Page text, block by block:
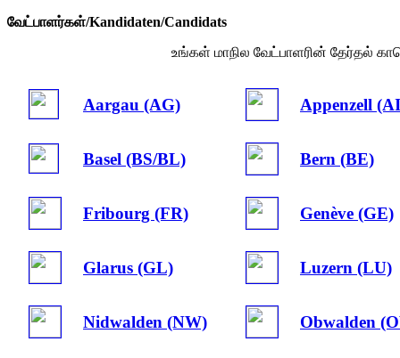
வேட்பாளர்கள்/Kandidaten/Candidats
உங்கள் மாநில வேட்பாளரின் தேர்தல்
Aargau (AG) Appenzell
Basel (BS/BL) Bern (BE)
Fribourg (FR) Genève (GE)
Glarus (GL) Luzern (LU)
Nidwalden (NW) Obwalden